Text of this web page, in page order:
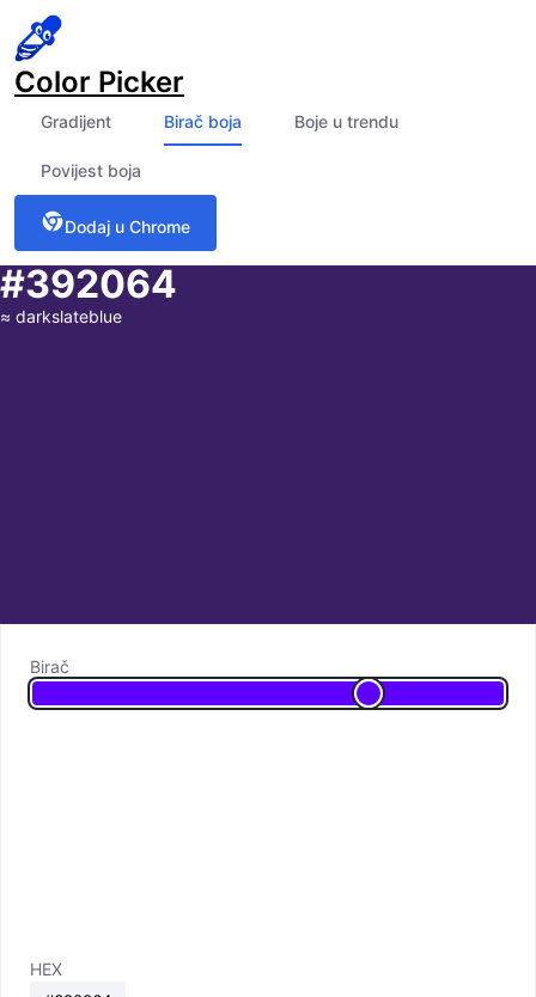
Color Picker
Gradijent Birač boja Boje u trendu
Povijest boja
Dodaj u Chrome
#392064
≈ darkslateblue
Birač
HEX